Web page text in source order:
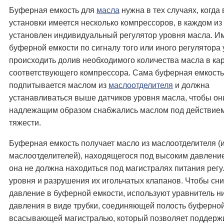
Буферная емкость для масла нужна в тех случаях, когда
установки имеется несколько компрессоров, в каждом
установлен индивидуальный регулятор уровня масла.
буферной емкости по сигналу того или иного регулятора
происходить долив необходимого количества масла в
соответствующего компрессора. Сама буферная емкость
подпитывается маслом из маслоотделителя и должна
устанавливаться выше датчиков уровня масла, чтобы
надлежащим образом снабжались маслом под
тяжести.
Буферная емкость получает масло из маслоотделителя
маслоотделителей), находящегося под высоким
она не должна находиться под магистралях питания
уровня и разрушения их игольчатых клапанов. Чтобы
давление в буферной емкости, используют уравнитель
давления в виде трубки, соединяющей полость
всасывающей магистралью, который позволяет